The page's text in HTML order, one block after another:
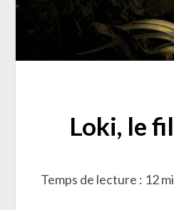
Loki, le
Temps de lecture : 12